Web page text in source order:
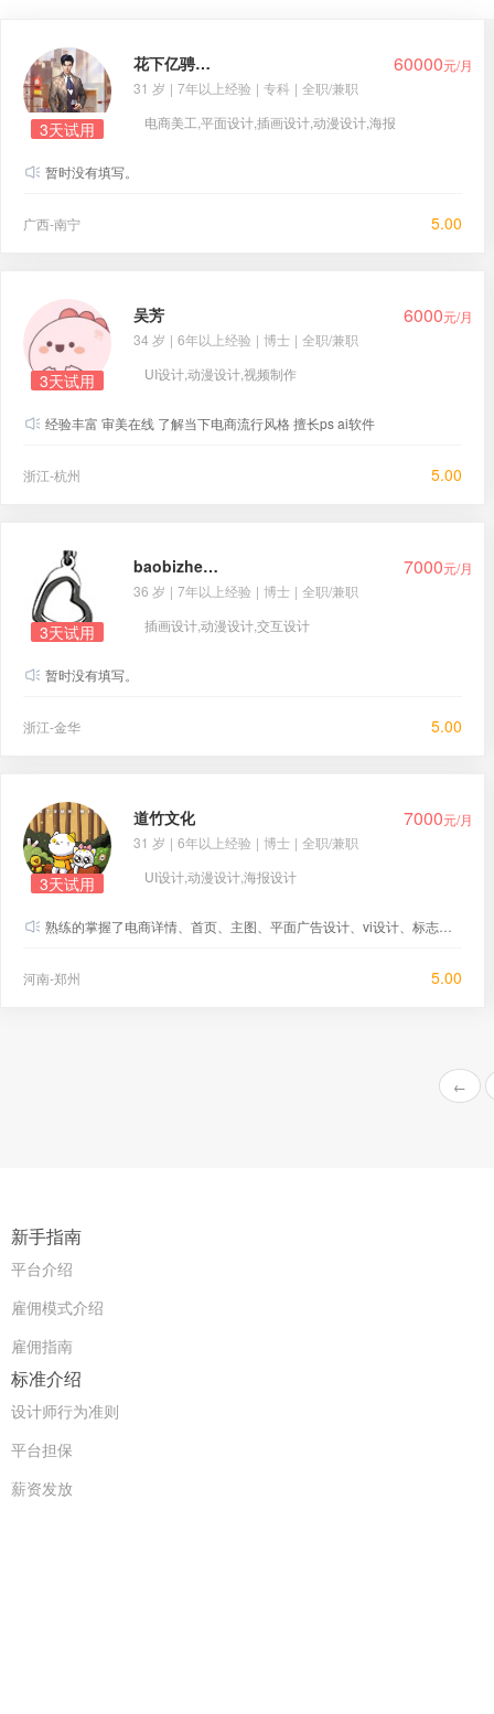
3天试用
花下亿骋非一城 60000元/月
31 岁 | 7年以上经验 | 专科 | 全职/兼职
电商美工,平面设计,插画设计,动漫设计,海报
暂时没有填写。
广西-南宁 5.00
3天试用
吴芳 6000元/月
34 岁 | 6年以上经验 | 博士 | 全职/兼职
UI设计,动漫设计,视频制作
经验丰富 审美在线 了解当下电商流行风格 擅长ps ai软件
浙江-杭州 5.00
3天试用
baobizheng 7000元/月
36 岁 | 7年以上经验 | 博士 | 全职/兼职
插画设计,动漫设计,交互设计
暂时没有填写。
浙江-金华 5.00
3天试用
道竹文化 7000元/月
31 岁 | 6年以上经验 | 博士 | 全职/兼职
UI设计,动漫设计,海报设计
熟练的掌握了电商详情、首页、主图、平面广告设计、vi设计、标志设计、包装设计、展示设计等。 由于后台问题上传不成作品，意愿的可以联系QQ：1209456236 VX:18749339766
河南-郑州 5.00
←
新手指南
平台介绍
雇佣模式介绍
雇佣指南
标准介绍
设计师行为准则
平台担保
薪资发放